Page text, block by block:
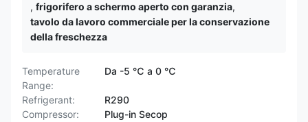
, frigorifero a schermo aperto con garanzia,
tavolo da lavoro commerciale per la conservazione
della freschezza
Temperature
Range:
Da -5 ℃ a 0 ℃
Refrigerant:
R290
Compressor:
Plug-in Secop